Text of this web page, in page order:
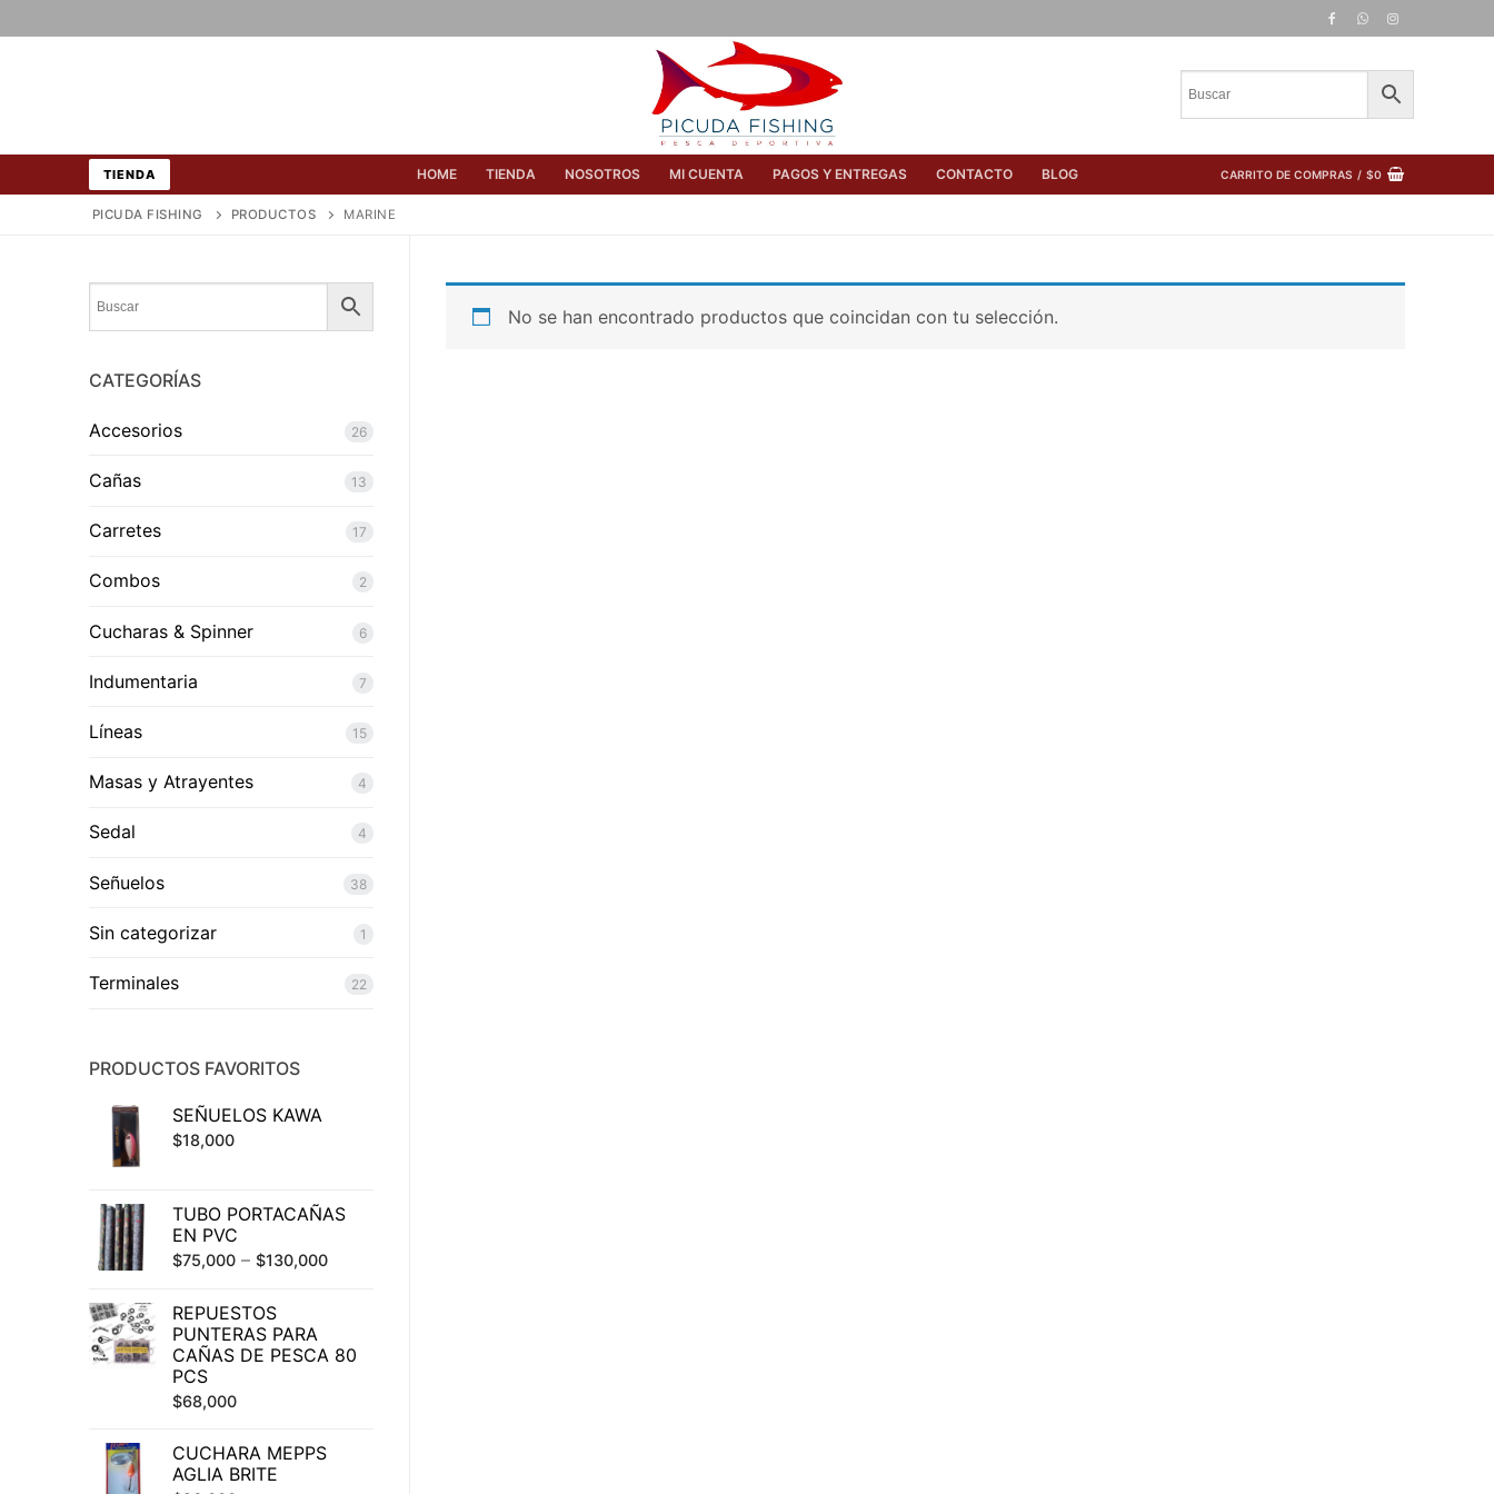
al
TIENDA HOME TIENDA NOSOTROS MI CUENTA PAGOS Y ENTREGAS CONTACTO BLOG CARRITO DE COMPRAS / $0
PICUDA FISHING PRODUCTOS MARINE
No se han encontrado productos que coincidan con tu selección.
CATEGORÍAS
Accesorios 26
Cañas 13
Carretes 17
Combos 2
Cucharas & Spinner 6
Indumentaria 7
Líneas 15
Masas y Atrayentes 4
Sedal 4
Señuelos 38
Sin categorizar 1
Terminales 22
PRODUCTOS FAVORITOS
SEÑUELOS KAWA
$18,000
TUBO PORTACAÑAS
EN PVC
$75,000 – $130,000
REPUESTOS
PUNTERAS PARA
CAÑAS DE PESCA 80
PCS
$68,000
CUCHARA MEPPS
AGLIA BRITE